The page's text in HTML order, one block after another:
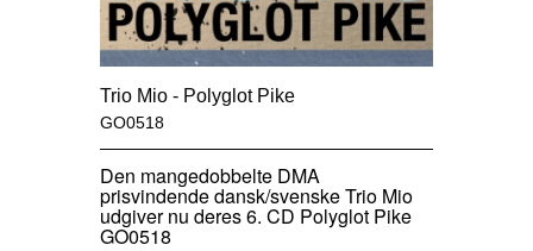
Trio Mio - Polyglot Pike
GO0518
Den mangedobbelte DMA
prisvindende dansk/svenske Trio Mio
udgiver nu deres 6. CD Polyglot Pike
GO0518